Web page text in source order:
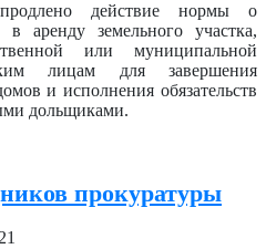
действие нормы о
в аренду земельного участка,
или муниципальной
лицам для завершения
и исполнения обязательств
дольщиками.
прокуратуры